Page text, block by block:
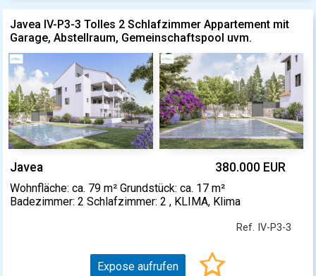
Javea IV-P3-3 Tolles 2 Schlafzimmer Appartement mit
Garage, Abstellraum, Gemeinschaftspool uvm.
Javea 380.000 EUR
Wohnfläche: ca. 79 m² Grundstück: ca. 17 m²
Badezimmer: 2 Schlafzimmer: 2 , KLIMA, Klima
Ref. IV-P3-3
Expose aufrufen